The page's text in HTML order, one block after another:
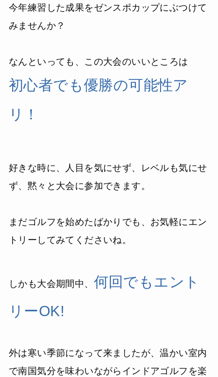
今年練習した成果をゼンスポカップにぶつけて
みませんか？
なんといっても、この大会のいいところは
初心者でも優勝の可能性ア
リ！
好きな時に、人目を気にせず、レベルも気にせ
ず、黙々と大会に参加できます。
まだゴルフを始めたばかりでも、お気軽にエン
トリーしてみてくださいね。
しかも大会期間中、 何回でもエント
リーOK!
外は寒い季節になって来ましたが、温かい室内
で南国気分を味わいながらインドアゴルフを楽